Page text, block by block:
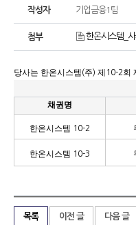
작성자 기업금융1팀
첨부 한온시스템_
당사는 한온시스템(주) 제 10-2회
채권명
한온시스템 10-2
한온시스템 10-3
목록 이전 글 다음 글